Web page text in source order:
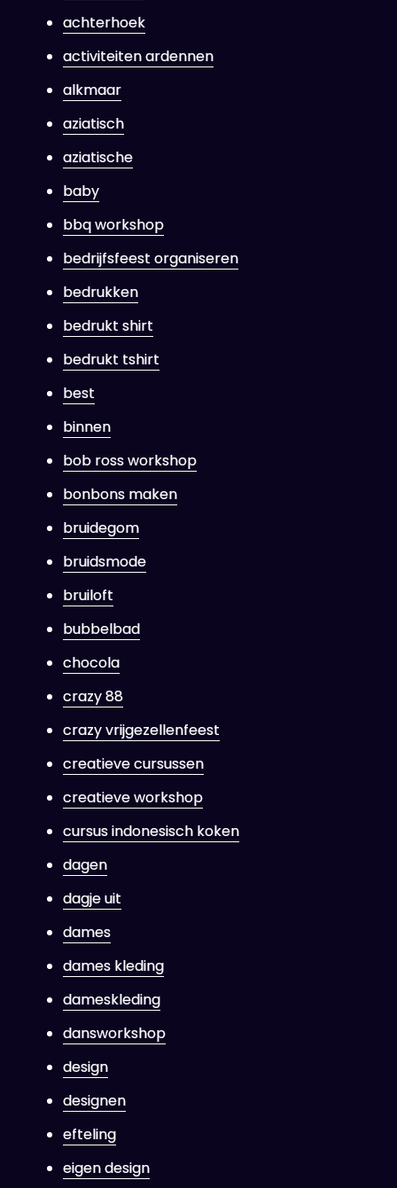
achterhoek
activiteiten ardennen
alkmaar
aziatisch
aziatische
baby
bbq workshop
bedrijfsfeest organiseren
bedrukken
bedrukt shirt
bedrukt tshirt
best
binnen
bob ross workshop
bonbons maken
bruidegom
bruidsmode
bruiloft
bubbelbad
chocola
crazy 88
crazy vrijgezellenfeest
creatieve cursussen
creatieve workshop
cursus indonesisch koken
dagen
dagje uit
dames
dames kleding
dameskleding
dansworkshop
design
designen
efteling
eigen design